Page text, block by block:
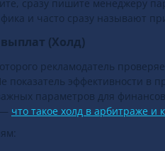
сразу пишите менеджеру
и часто сразу называют
(Холд)
рекламодатель
показатель эффективности в
параметров для
что такое холд в арбитраже и